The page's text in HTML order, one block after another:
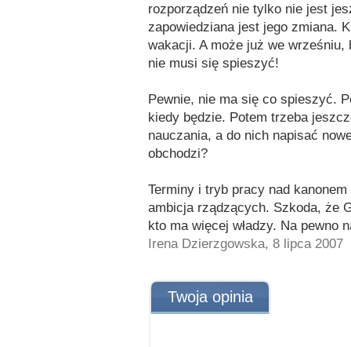
rozporządzeń nie tylko nie jest
zapowiedziana jest jego zmiana.
wakacji. A może już we
nie musi się spieszyć!
Pewnie, nie ma się co spieszyć.
kiedy będzie. Potem trzeba
nauczania, a do nich napisać
obchodzi?
Terminy i tryb pracy nad
ambicja rządzących. Szkoda, że
kto ma więcej władzy. Na pewno
Irena Dzierzgowska, 8 lipca 2007
Twoja opinia